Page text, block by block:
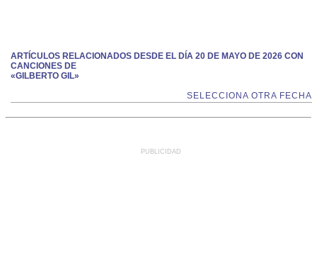
ARTÍCULOS RELACIONADOS DESDE EL DÍA 20 DE MAYO DE 2026 CON
CANCIONES DE
«GILBERTO GIL»
SELECCIONA OTRA FECHA
PUBLICIDAD